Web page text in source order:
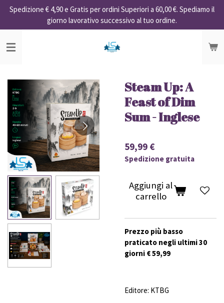
Vai
contenuto
principale
Spedizione € 4,90 e Gratis per ordini Superiori a 60,00 €. Spediamo il
giorno lavorativo successivo al tuo ordine.
Steam Up: A
Feast of Dim
Sum - Inglese
59,99 €
Spedizione gratuita
Aggiungi al
carrello
Prezzo più basso
praticato negli ultimi 30
giorni € 59,99
Editore: KTBG